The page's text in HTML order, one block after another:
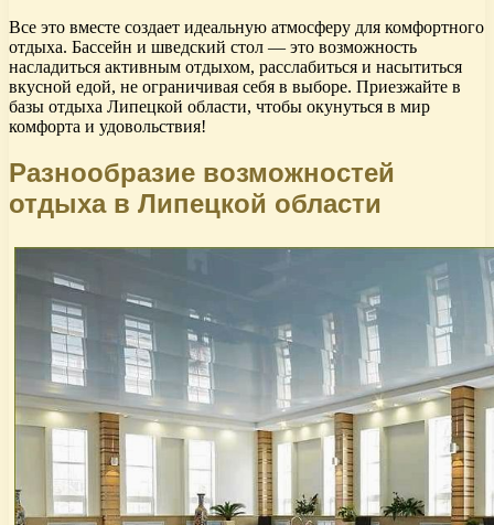
Все это вместе создает идеальную атмосферу для комфортного
отдыха. Бассейн и шведский стол — это возможность
насладиться активным отдыхом, расслабиться и насытиться
вкусной едой, не ограничивая себя в выборе. Приезжайте в
базы отдыха Липецкой области, чтобы окунуться в мир
комфорта и удовольствия!
Разнообразие возможностей
отдыха в Липецкой области